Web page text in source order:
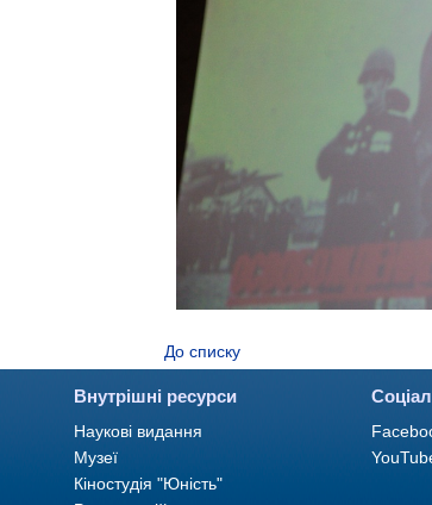
До списку
Внутрішні ресурси
Наукові видання
Музеї
Кіностудія "Юність"